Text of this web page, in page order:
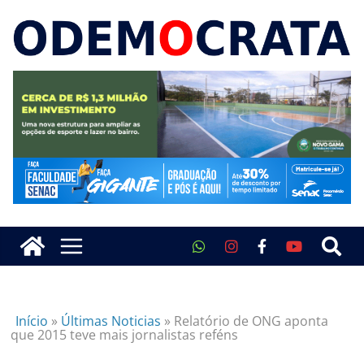
Início » Últimas Noticias » Relatório de ONG aponta
que 2015 teve mais jornalistas reféns